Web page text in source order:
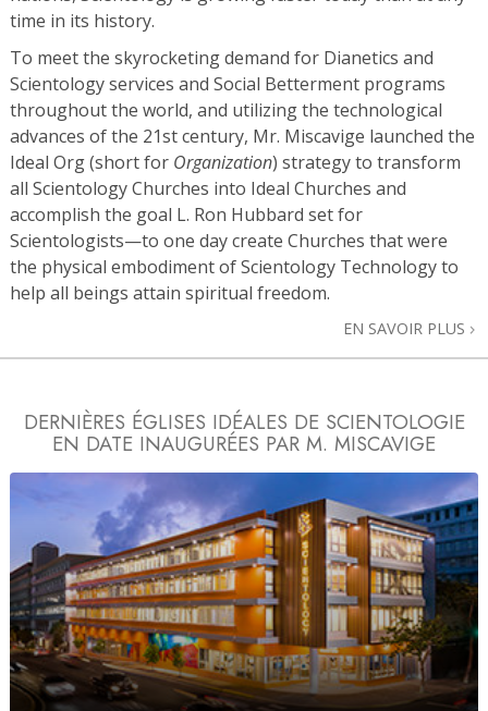
time in its history.
To meet the skyrocketing demand for Dianetics and
Scientology services and Social Betterment programs
throughout the world, and utilizing the technological
advances of the 21st century, Mr. Miscavige launched the
Ideal Org (short for Organization) strategy to transform
all Scientology Churches into Ideal Churches and
accomplish the goal L. Ron Hubbard set for
Scientologists—to one day create Churches that were
the physical embodiment of Scientology Technology to
help all beings attain spiritual freedom.
EN SAVOIR PLUS
DERNIÈRES ÉGLISES IDÉALES DE SCIENTOLOGIE
EN DATE INAUGURÉES PAR M. MISCAVIGE